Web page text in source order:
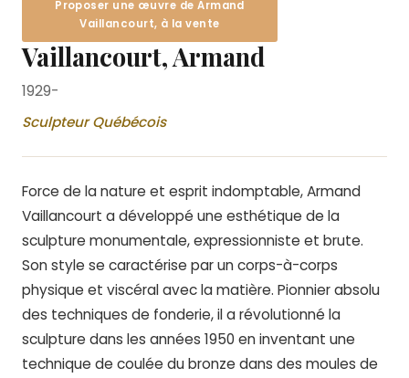
Proposer une œuvre de Armand
Vaillancourt, à la vente
Vaillancourt, Armand
1929-
Sculpteur Québécois
Force de la nature et esprit indomptable, Armand
Vaillancourt a développé une esthétique de la
sculpture monumentale, expressionniste et brute.
Son style se caractérise par un corps-à-corps
physique et viscéral avec la matière. Pionnier absolu
des techniques de fonderie, il a révolutionné la
sculpture dans les années 1950 en inventant une
technique de coulée du bronze dans des moules de